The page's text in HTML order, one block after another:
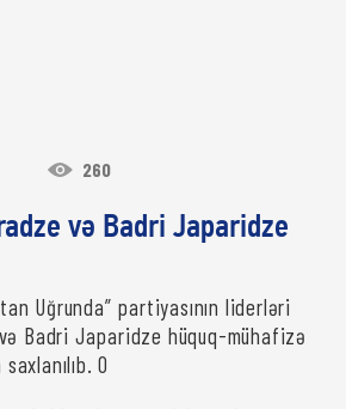
260
və Badri Japaridze
Uğrunda” partiyasının liderləri
Badri Japaridze hüquq-mühafizə
O